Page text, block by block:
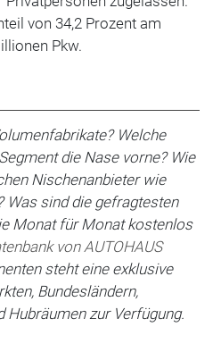
von 34,2 Prozent am
Pkw.
Welche
die Nase vorne? Wie
Nischenanbieter wie
Was sind die gefragtesten
Monat für Monat kostenlos
von AUTOHAUS
steht eine exklusive
Bundesländern,
Hubräumen zur Verfügung.